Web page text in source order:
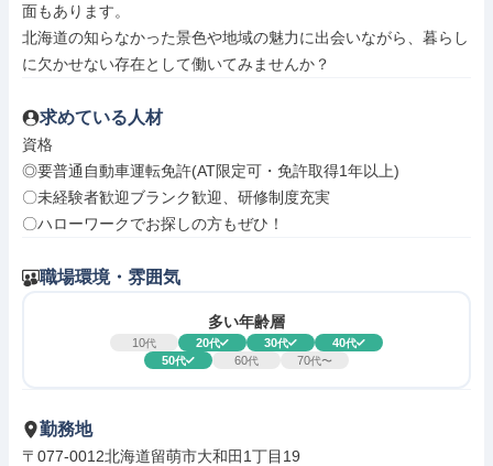
面もあります。
北海道の知らなかった景色や地域の魅力に出会いながら、暮らし
に欠かせない存在として働いてみませんか？
求めている人材
資格
◎要普通自動車運転免許(AT限定可・免許取得1年以上)
〇未経験者歓迎ブランク歓迎、研修制度充実
〇ハローワークでお探しの方もぜひ！
職場環境・雰囲気
多い年齢層
10代 20代 30代 40代
50代 60代 70代〜
勤務地
〒077-0012北海道留萌市大和田1丁目19